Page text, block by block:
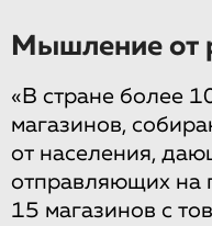
Мышление от
«В стране более
магазинов,
от населения,
отправляющих на
15 магазинов с